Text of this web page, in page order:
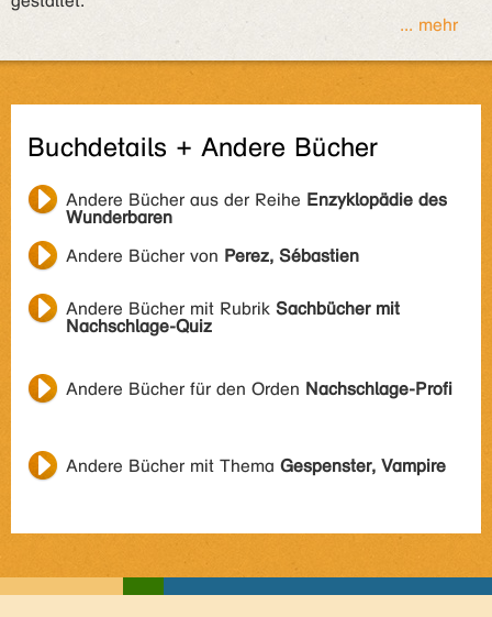
... mehr
Buchdetails + Andere Bücher
Andere Bücher aus der Reihe Enzyklopädie des
Wunderbaren
Andere Bücher von Perez, Sébastien
Andere Bücher mit Rubrik Sachbücher mit
Nachschlage-Quiz
Andere Bücher für den Orden Nachschlage-Profi
Andere Bücher mit Thema Gespenster, Vampire